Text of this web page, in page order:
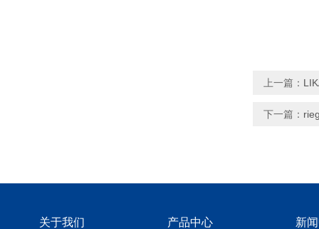
上一篇：
下一篇：
关于我们 产品中心 新